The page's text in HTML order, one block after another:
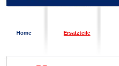
Home Ersatzteile